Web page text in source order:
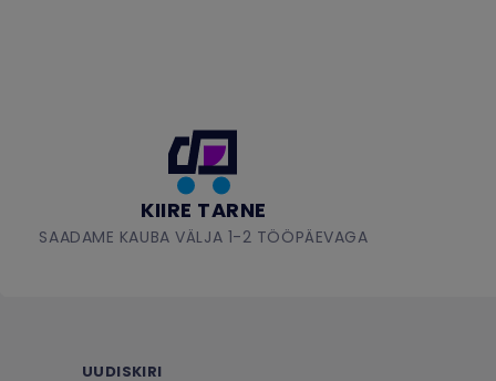
KIIRE TARNE
SAADAME KAUBA VÄLJA 1-2 TÖÖPÄEVAGA
UUDISKIRI